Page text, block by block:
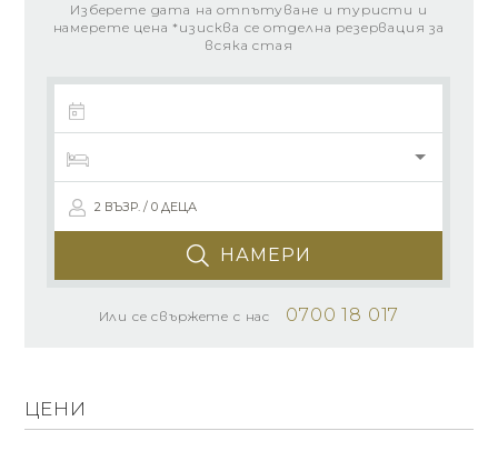
Изберете дата на отпътуване и туристи и
намерете цена *изисква се отделна резервация за
всяка стая
2 ВЪЗР. / 0 ДЕЦА
НАМЕРИ
Или се свържете с нас 0700 18 017
ЦЕНИ